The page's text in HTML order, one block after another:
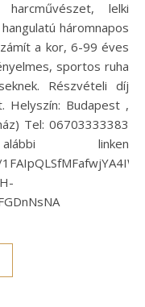
lelki
háromnapos
a kor, 6-99 éves
sportos ruha
Részvételi díj
Helyszín: Budapest ,
Tel: 06703333383
linken